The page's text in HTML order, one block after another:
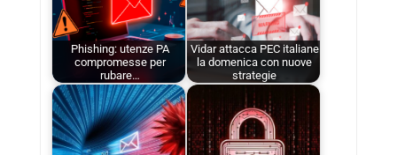
Phishing: utenze PA
compromesse per
rubare…
Vidar attacca PEC italiane
la domenica con nuove
strategie